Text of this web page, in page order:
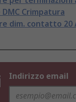
Crimpatura
dim. contatto 20
Indirizzo email